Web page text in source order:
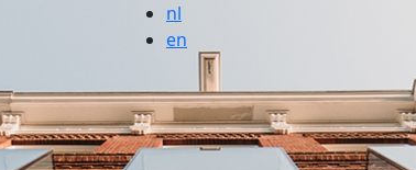
nl
en